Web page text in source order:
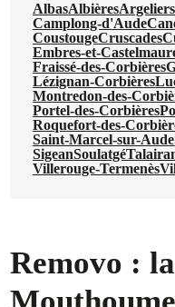
AlbasAlbièresArgeliers
Camplong-d'Aude
CoustougeCruscades
Embres-et-
Fraissé-des-Corbières
Lézignan-Corbières
Montredon-des-
Portel-des-Corbières
Roquefort-des-
Saint-Marcel-sur-Aude
SigeanSoulatgé
Villerouge-Termenès
Removo :